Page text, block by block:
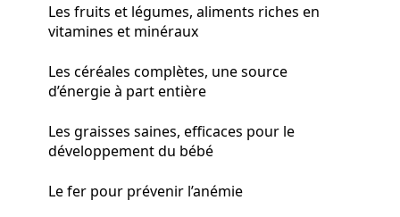
Les fruits et légumes, aliments riches en
vitamines et minéraux
Les céréales complètes, une source
d’énergie à part entière
Les graisses saines, efficaces pour le
développement du bébé
Le fer pour prévenir l’anémie